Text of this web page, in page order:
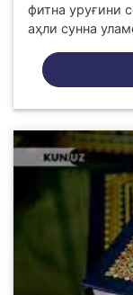
фитна уруғини
аҳли сунна